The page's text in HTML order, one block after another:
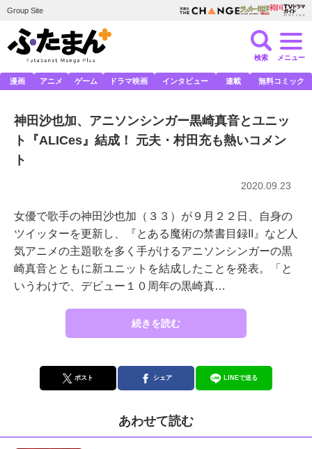
Group Site
検索 メニュー
漫画 アニメ ゲーム ドラマ映画 インタビュー 連載 無料コミック
神田沙也加、アニソンシンガー黒崎真音とユニッ
ト『ALICes』結成！ 元夫・村田充も熱いコメン
ト
2020.09.23
女優で歌手の神田沙也加（３３）が９月２２日、自身の
ツイッターを更新し、『とある魔術の禁書目録II』など人
気アニメの主題歌を多く手がけるアニソンシンガーの黒
崎真音とともに新ユニットを結成したことを発表。「と
いうわけで、デビュー１０周年の黒崎真…
続きを読む
ポスト シェア LINEで送る
あわせて読む